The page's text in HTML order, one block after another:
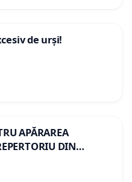
de urși!
APĂRAREA
DIN